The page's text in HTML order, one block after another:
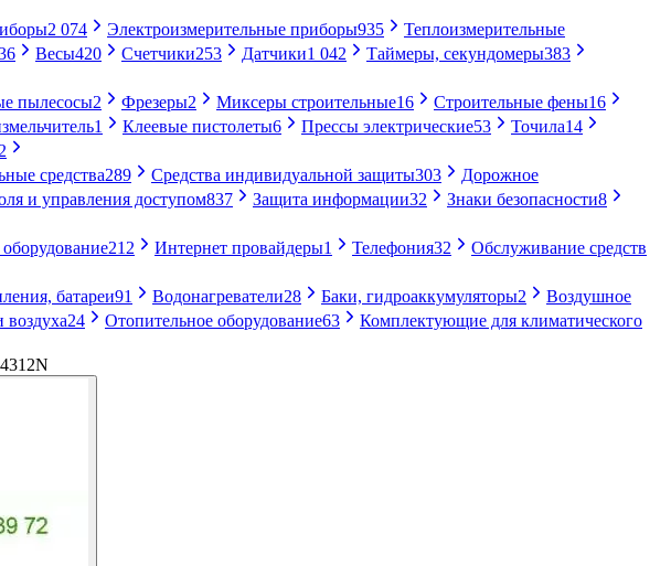
2 074 Электроизмерительные приборы935
Теплоизмерительные
Весы420 Счетчики253 Датчики1 042 Таймеры, секундомеры383
пылесосы2 Фрезеры2 Миксеры строительные16 Строительные фены16
1 Клеевые пистолеты6 Прессы электрические53 Точила14
2
средства289 Средства индивидуальной защиты303
Дорожное
и управления доступом837 Защита информации32 Знаки безопасности8
212 Интернет провайдеры1 Телефония32
Обслуживание средств
батареи91 Водонагреватели28 Баки, гидроаккумуляторы2
Воздушное
воздуха24 Отопительное оборудование63
Комплектующие для климатического